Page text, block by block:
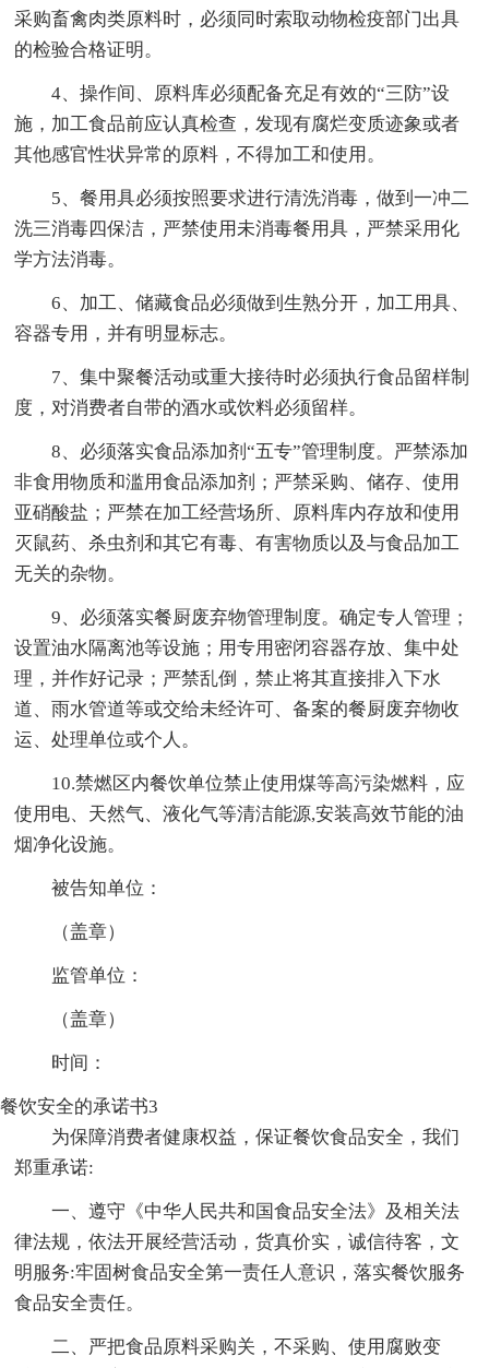
采购畜禽肉类原料时，必须同时索取动物检疫部门出具
的检验合格证明。
4、操作间、原料库必须配备充足有效的“三防”设
施，加工食品前应认真检查，发现有腐烂变质迹象或者
其他感官性状异常的原料，不得加工和使用。
5、餐用具必须按照要求进行清洗消毒，做到一冲二
洗三消毒四保洁，严禁使用未消毒餐用具，严禁采用化
学方法消毒。
6、加工、储藏食品必须做到生熟分开，加工用具、
容器专用，并有明显标志。
7、集中聚餐活动或重大接待时必须执行食品留样制
度，对消费者自带的酒水或饮料必须留样。
8、必须落实食品添加剂“五专”管理制度。严禁添加
非食用物质和滥用食品添加剂；严禁采购、储存、使用
亚硝酸盐；严禁在加工经营场所、原料库内存放和使用
灭鼠药、杀虫剂和其它有毒、有害物质以及与食品加工
无关的杂物。
9、必须落实餐厨废弃物管理制度。确定专人管理；
设置油水隔离池等设施；用专用密闭容器存放、集中处
理，并作好记录；严禁乱倒，禁止将其直接排入下水
道、雨水管道等或交给未经许可、备案的餐厨废弃物收
运、处理单位或个人。
10.禁燃区内餐饮单位禁止使用煤等高污染燃料，应
使用电、天然气、液化气等清洁能源,安装高效节能的油
烟净化设施。
被告知单位：
（盖章）
监管单位：
（盖章）
时间：
餐饮安全的承诺书3
为保障消费者健康权益，保证餐饮食品安全，我们
郑重承诺:
一、遵守《中华人民共和国食品安全法》及相关法
律法规，依法开展经营活动，货真价实，诚信待客，文
明服务:牢固树食品安全第一责任人意识，落实餐饮服务
食品安全责任。
二、严把食品原料采购关，不采购、使用腐败变